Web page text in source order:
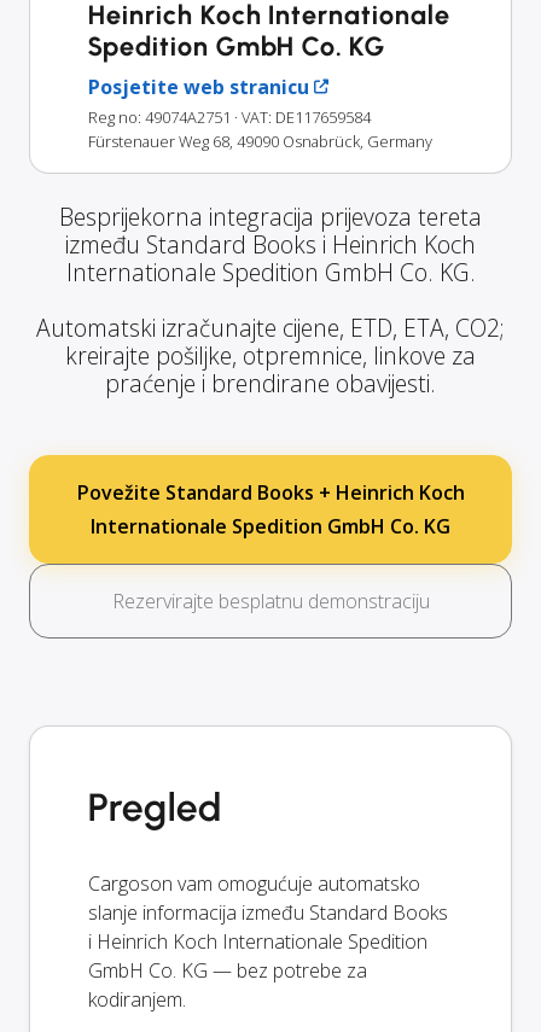
Heinrich Koch Internationale
Spedition GmbH Co. KG
Posjetite web stranicu
Reg no: 49074A2751 · VAT: DE117659584
Fürstenauer Weg 68, 49090 Osnabrück, Germany
Besprijekorna integracija prijevoza tereta
između Standard Books i Heinrich Koch
Internationale Spedition GmbH Co. KG.
Automatski izračunajte cijene, ETD, ETA, CO2;
kreirajte pošiljke, otpremnice, linkove za
praćenje i brendirane obavijesti.
Povežite Standard Books + Heinrich Koch
Internationale Spedition GmbH Co. KG
Rezervirajte besplatnu demonstraciju
Pregled
Cargoson vam omogućuje automatsko
slanje informacija između Standard Books
i Heinrich Koch Internationale Spedition
GmbH Co. KG — bez potrebe za
kodiranjem.